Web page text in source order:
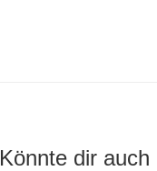
Könnte dir auch